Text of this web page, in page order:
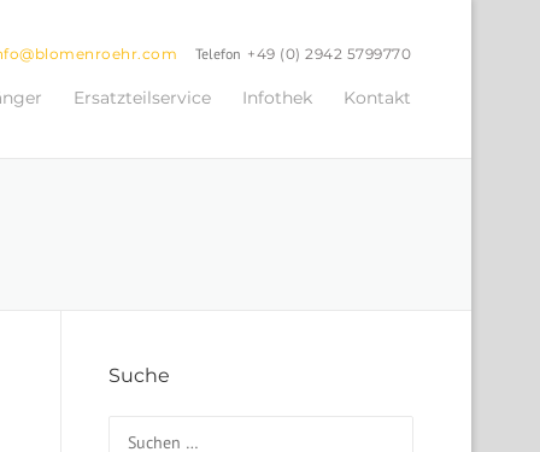
Telefon +49 (0) 2942 5799770
Ersatzteilservice Infothek Kontakt
Suche